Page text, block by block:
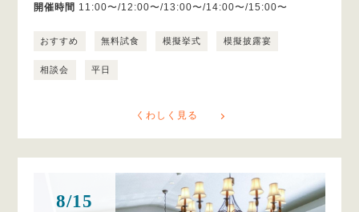
開催時間 11:00〜/12:00〜/13:00〜/14:00〜/15:00〜
おすすめ 無料試食 模擬挙式 模擬披露宴
相談会 平日
くわしく見る
8/15